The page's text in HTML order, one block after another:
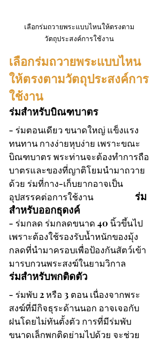
เลือกร่มถวายพระแบบไหนให้ตรงตาม
วัตถุประสงค์การใช้งาน
เลือกร่มถวายพระแบบไหน
ให้ตรงตามวัตถุประสงค์การ
ใช้งาน
ร่มสำหรับบิณฑบาตร
- ร่มตอนเดียว ขนาดใหญ่ แข็งแรง
ทนทาน กางง่ายหุบง่าย เพราะขณะ
บิณฑบาตร พระท่านจะต้องทำการถือ
บาตรและของที่ญาติโยมนำมาถวาย
ด้วย ร่มที่กาง-เก็บยากอาจเป็น
อุปสรรคต่อการใช้งาน ร่ม
สำหรับออกธุดงค์
- ร่มกลด ร่มกลดขนาด 40 นิ้วขึ้นไป
เพราะต้องใช้รองรับน้ำหนักของมุ้ง
กลดที่นำมาครอบเพื่อป้องกันสัตว์เข้า
มารบกวนพระสงฆ์ในยามวิกาล
ร่มสำหรับพกติดตัว
- ร่มพับ 2 หรือ 3 ตอน เนื่องจากพระ
สงฆ์ที่มีกิจธุระด้านนอก อาจเจอกับ
ฝนโดยไม่ทันตั้งตัว การที่มีร่มพับ
ขนาดเล็กพกติดย่ามไปด้วย จะช่วย